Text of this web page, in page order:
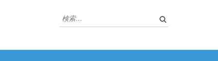
検
索: